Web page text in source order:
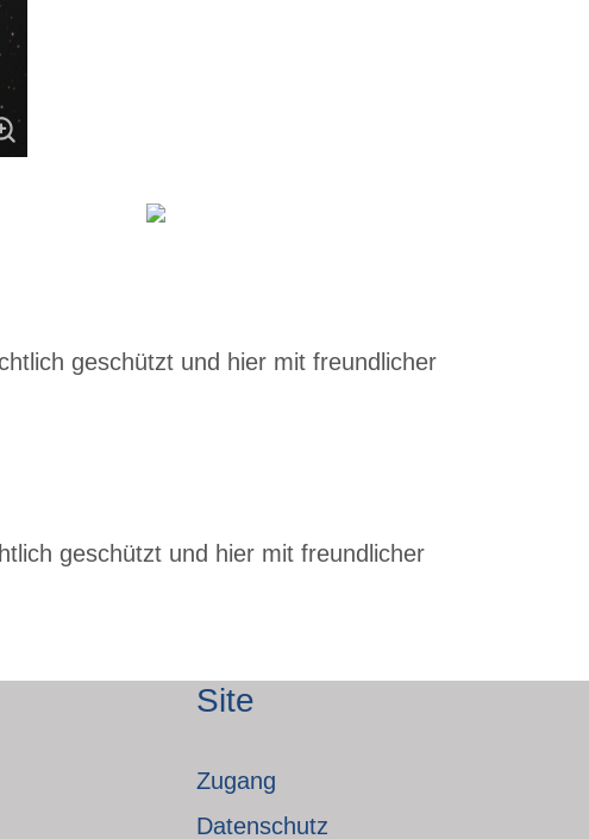
geschützt und hier mit freundlicher
geschützt und hier mit freundlicher
Site
Zugang
Datenschutz